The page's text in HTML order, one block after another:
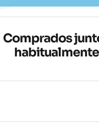
Comprados
habitualmente